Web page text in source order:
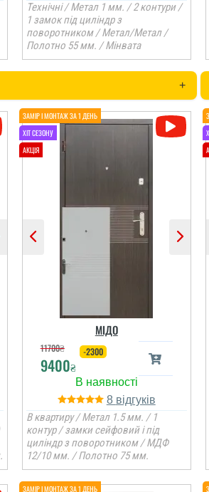
Технічні / Метал 1 мм. / 2 контури /
1 замок під циліндр з
поворотником / Метал/Метал /
Полотно 55 мм. / Мінвата
+
МІДО
11700₴
9400₴
-2300
8
В квартиру / Метал 1.5 мм. / 1
контур / замки сейфовий і під
циліндр з поворотником / МДФ
12/10 мм. / Полотно 75 мм.